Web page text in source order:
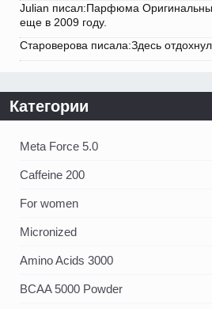
Julian писал:Парфюма
еще в 2009 году.
Староверова писала:Здесь
Категории
Meta Force 5.0
Caffeine 200
For women
Micronized
Amino Acids 3000
BCAA 5000 Powder